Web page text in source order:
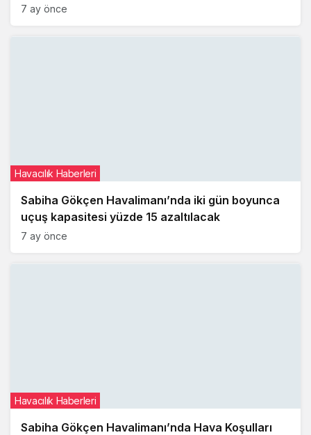
7 ay önce
Sabiha Gökçen Havalimanı’nda iki gün boyunca
uçuş kapasitesi yüzde 15 azaltılacak
Havacılık Haberleri
7 ay önce
Sabiha Gökçen Havalimanı’nda Hava Koşulları
Havacılık Haberleri